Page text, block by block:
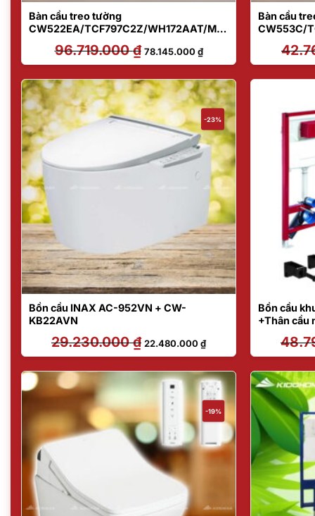
Bàn cầu treo tường
CW522EA/TCF797C2Z/WH172AAT/MB1
96.719.000₫ Giá
gốc
là:
78.145.000₫Giá
hiện
tại
78.145.000 ₫.
Bàn cầu
CW553C/
-23%
Bồn cầu INAX AC-952VN + CW-
KB22AVN
29.230.000₫ Giá
gốc
là:
22.480.000₫Giá
hiện
tại
22.480.000 ₫.
Bồn cầu
+Thân cầu
-19%